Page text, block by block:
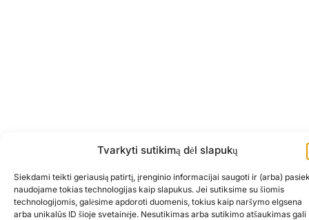
Tvarkyti sutikimą dėl slapukų
Siekdami teikti geriausią patirtį, įrenginio informacijai saugoti ir (arba)
naudojame tokias technologijas kaip slapukus. Jei sutiksime su šiomis
technologijomis, galėsime apdoroti duomenis, tokius kaip naršymo elgsena
arba unikalūs ID šioje svetainėje. Nesutikimas arba sutikimo atšaukimas gali